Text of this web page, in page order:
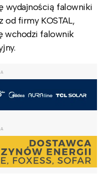
wydajnością falowniki
od firmy KOSTAL,
wchodzi falownik